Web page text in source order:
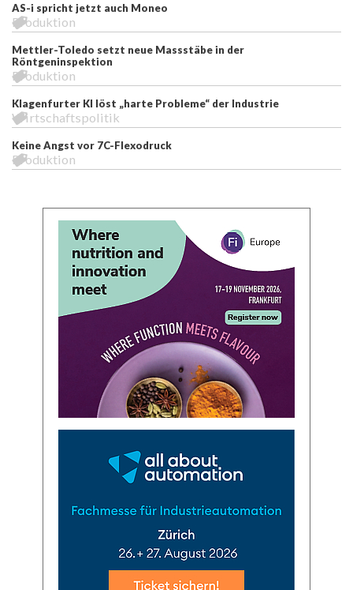
AS-i spricht jetzt auch Moneo
Produktion
Mettler-Toledo setzt neue Massstäbe in der
Röntgeninspektion
Produktion
Klagenfurter KI löst „harte Probleme“ der Industrie
Wirtschaftspolitik
Keine Angst vor 7C-Flexodruck
Produktion